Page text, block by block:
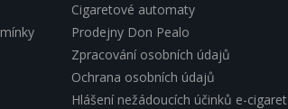
Cigaretové automaty
Prodejny Don Pealo
Zpracování osobních údajů
Ochrana osobních údajů
Hlášení nežádoucích účinků e-cigaret